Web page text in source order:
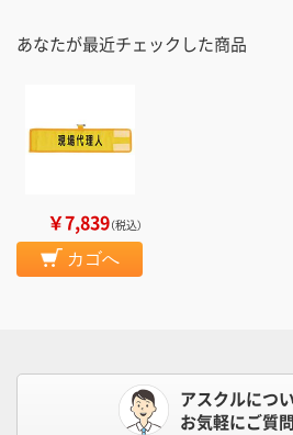
あなたが最近チェックした商品
￥7,839（税込）
カゴへ
アスクルにつ
お気軽にご質